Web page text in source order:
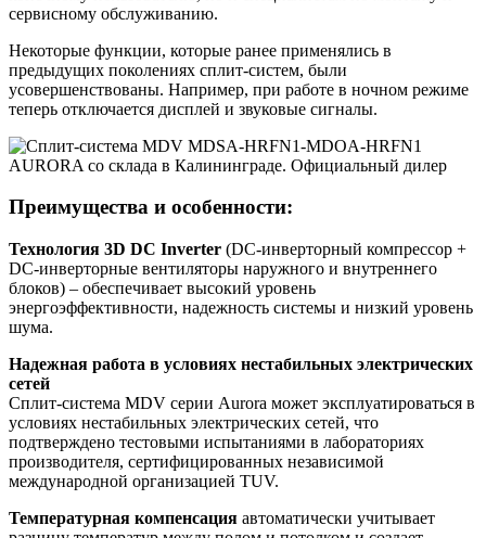
сервисному обслуживанию.
Некоторые функции, которые ранее применялись в
предыдущих поколениях сплит-систем, были
усовершенствованы. Например, при работе в ночном режиме
теперь отключается дисплей и звуковые сигналы.
Преимущества и особенности:
Технология 3D DC Inverter (DC-инверторный компрессор +
DC-инверторные вентиляторы наружного и внутреннего
блоков) – обеспечивает высокий уровень
энергоэффективности, надежность системы и низкий уровень
шума.
Надежная работа в условиях нестабильных электрических
сетей
Сплит-система MDV серии Aurora может эксплуатироваться в
условиях нестабильных электрических сетей, что
подтверждено тестовыми испытаниями в лабораториях
производителя, сертифицированных независимой
международной организацией TUV.
Температурная компенсация автоматически учитывает